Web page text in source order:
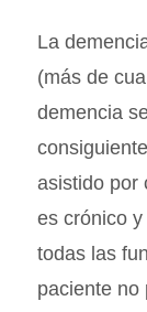
La
(más de
demencia
asistido por
es crónico
todas las
paciente no